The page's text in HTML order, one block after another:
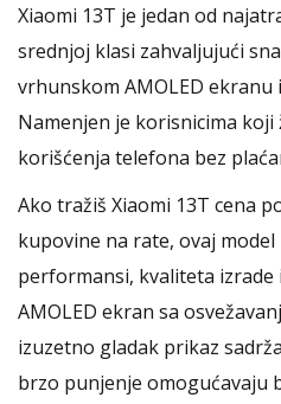
Xiaomi 13T je jedan od
srednjoj klasi zahvaljujući
vrhunskom AMOLED ekranu
Namenjen je korisnicima
korišćenja telefona bez
Ako tražiš Xiaomi 13T cena
kupovine na rate, ovaj
performansi, kvaliteta
AMOLED ekran sa
izuzetno gladak prikaz
brzo punjenje omogućavaju